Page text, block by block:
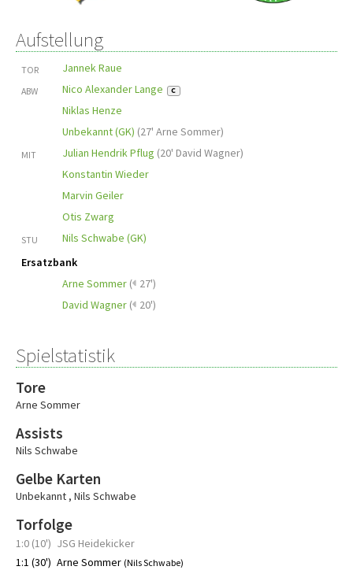
Aufstellung
TOR Jannek Raue
ABW Nico Alexander Lange C
Niklas Henze
Unbekannt (GK) (27' Arne Sommer)
MIT Julian Hendrik Pflug (20' David Wagner)
Konstantin Wieder
Marvin Geiler
Otis Zwarg
STU
Nils Schwabe (GK)
Ersatzbank
Arne Sommer ( 27')
David Wagner ( 20')
Spielstatistik
Tore
Arne Sommer
Assists
Nils Schwabe
Gelbe Karten
Unbekannt , Nils Schwabe
Torfolge
1:0 (10') JSG Heidekicker
1:1 (30') Arne Sommer (Nils Schwabe)